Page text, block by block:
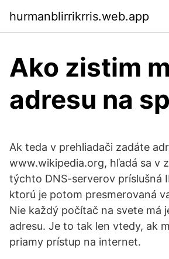
hurmanblirrikrris.web.app
Ako zistim
adresu na
Ak teda v prehliadači zadáte
www.wikipedia.org, hľadá sa v
týchto DNS-serverov príslušná
ktorú je potom presmerovaná
Nie každý počítač na svete má
adresu. Je to tak len vtedy, ak
priamy prístup na internet.